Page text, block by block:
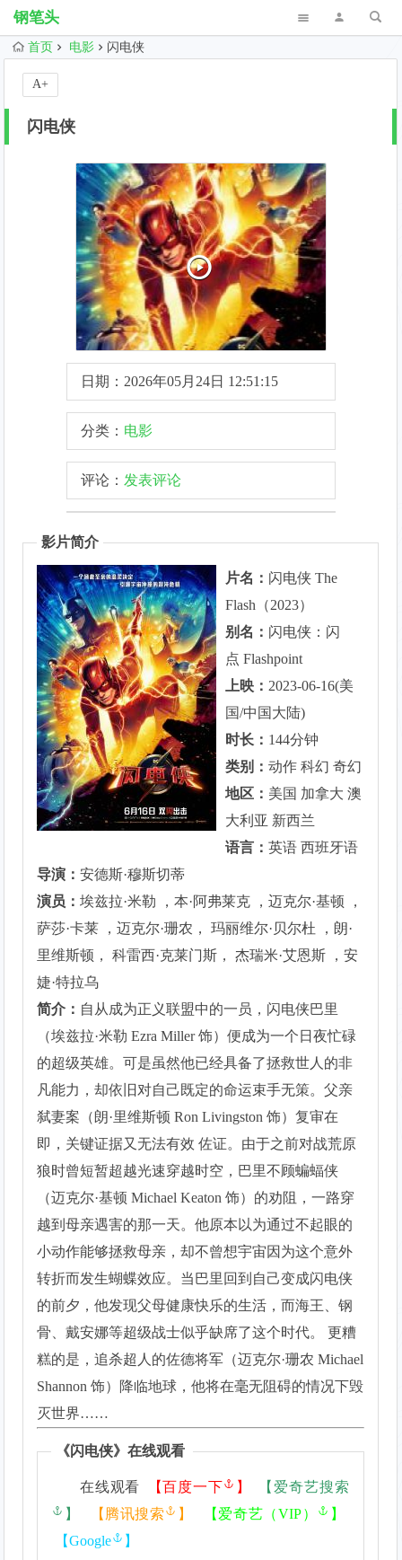
钢笔头
首页 电影 闪电侠
闪电侠
日期：2026年05月24日 12:51:15
分类： 电影
评论： 发表评论
影片简介
片名： 闪电侠 The
Flash（2023）
别名： 闪电侠：闪
点 Flashpoint
上映： 2023-06-16(美
国/中国大陆)
时长： 144分钟
类别：动作 科幻 奇幻
地区： 美国 加拿大 澳
大利亚 新西兰
语言：英语 西班牙语
导演：安德斯·穆斯切蒂
演员：埃兹拉·米勒 ，本·阿弗莱克 ，迈克尔·基顿 ，
萨莎·卡莱 ，迈克尔·珊农， 玛丽维尔·贝尔杜 ，朗·
里维斯顿， 科雷西·克莱门斯， 杰瑞米·艾恩斯 ，安
婕·特拉乌
简介： 自从成为正义联盟中的一员，闪电侠巴里
（埃兹拉·米勒 Ezra Miller 饰）便成为一个日夜忙碌
的超级英雄。可是虽然他已经具备了拯救世人的非
凡能力，却依旧对自己既定的命运束手无策。父亲
弑妻案（朗·里维斯顿 Ron Livingston 饰）复审在
即，关键证据又无法有效 佐证。由于之前对战荒原
狼时曾短暂超越光速穿越时空，巴里不顾蝙蝠侠
（迈克尔·基顿 Michael Keaton 饰）的劝阻，一路穿
越到母亲遇害的那一天。他原本以为通过不起眼的
小动作能够拯救母亲，却不曾想宇宙因为这个意外
转折而发生蝴蝶效应。当巴里回到自己变成闪电侠
的前夕，他发现父母健康快乐的生活，而海王、钢
骨、戴安娜等超级战士似乎缺席了这个时代。 更糟
糕的是，追杀超人的佐德将军（迈克尔·珊农 Michael
Shannon 饰）降临地球，他将在毫无阻碍的情况下毁
灭世界……
《闪电侠》在线观看
在线观看 【百度一下 】 【 爱奇艺搜索
】
【 腾讯搜索 】 【 爱奇艺（VIP）
】
【Google 】
A+